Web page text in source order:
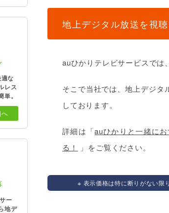
地上デジタル放送を視
auひかりテレビサービスでは
そこで当社では、地上デジタ
しております。
詳細は「auひかりと一緒に
る！
」をご覧ください。
※ 表示価格は特に断りがない限
な
レス
。
ー
地デ